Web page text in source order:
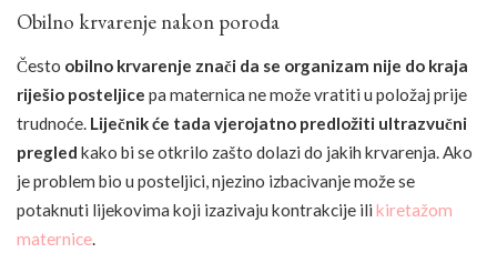
Obilno krvarenje nakon poroda
Često obilno krvarenje znači da se organizam nije do kraja
riješio posteljice pa maternica ne može vratiti u položaj prije
trudnoće. Liječnik će tada vjerojatno predložiti ultrazvučni
pregled kako bi se otkrilo zašto dolazi do jakih krvarenja. Ako
je problem bio u posteljici, njezino izbacivanje može se
potaknuti lijekovima koji izazivaju kontrakcije ili kiretažom
maternice.